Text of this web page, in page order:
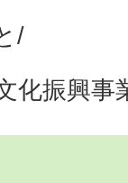
/
化振興事